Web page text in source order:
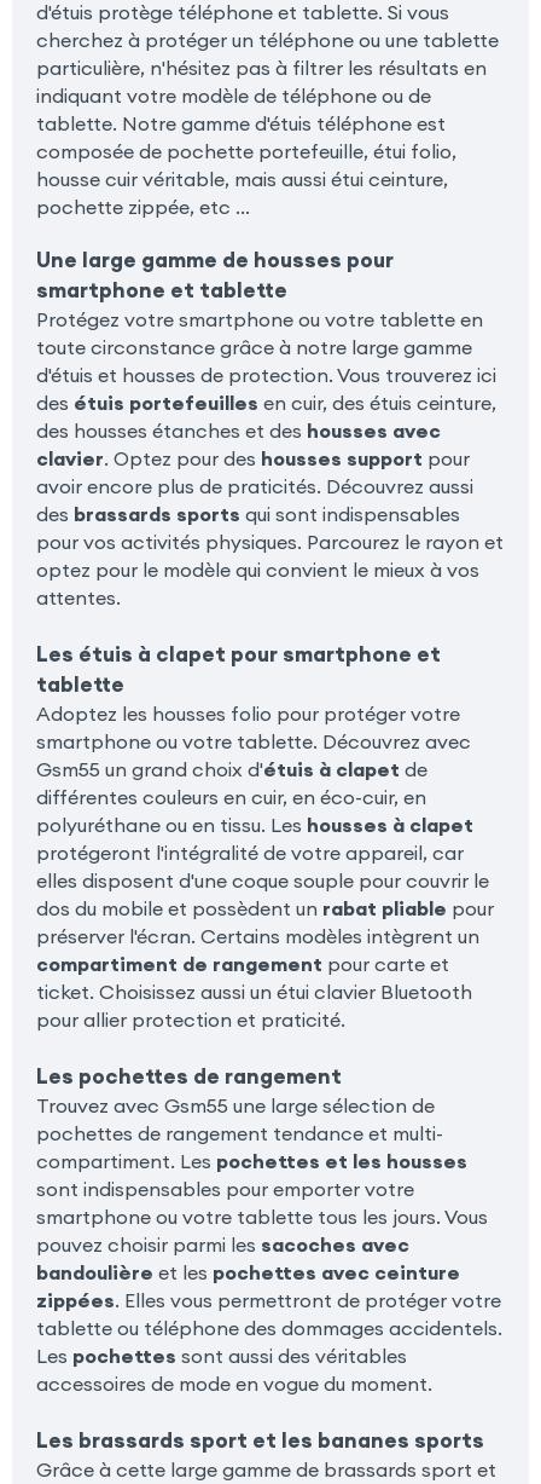
d'étuis protège téléphone et tablette. Si vous
cherchez à protéger un téléphone ou une tablette
particulière, n'hésitez pas à filtrer les résultats en
indiquant votre modèle de téléphone ou de
tablette. Notre gamme d'étuis téléphone est
composée de pochette portefeuille, étui folio,
housse cuir véritable, mais aussi étui ceinture,
pochette zippée, etc ...
Une large gamme de housses pour
smartphone et tablette
Protégez votre smartphone ou votre tablette en
toute circonstance grâce à notre large gamme
d'étuis et housses de protection. Vous trouverez ici
des étuis portefeuilles en cuir, des étuis ceinture,
des housses étanches et des housses avec
clavier. Optez pour des housses support pour
avoir encore plus de praticités. Découvrez aussi
des brassards sports qui sont indispensables
pour vos activités physiques. Parcourez le rayon et
optez pour le modèle qui convient le mieux à vos
attentes.
Les étuis à clapet pour smartphone et
tablette
Adoptez les housses folio pour protéger votre
smartphone ou votre tablette. Découvrez avec
Gsm55 un grand choix d'étuis à clapet de
différentes couleurs en cuir, en éco-cuir, en
polyuréthane ou en tissu. Les housses à clapet
protégeront l'intégralité de votre appareil, car
elles disposent d'une coque souple pour couvrir le
dos du mobile et possèdent un rabat pliable pour
préserver l'écran. Certains modèles intègrent un
compartiment de rangement pour carte et
ticket. Choisissez aussi un étui clavier Bluetooth
pour allier protection et praticité.
Les pochettes de rangement
Trouvez avec Gsm55 une large sélection de
pochettes de rangement tendance et multi-
compartiment. Les pochettes et les housses
sont indispensables pour emporter votre
smartphone ou votre tablette tous les jours. Vous
pouvez choisir parmi les sacoches avec
bandoulière et les pochettes avec ceinture
zippées. Elles vous permettront de protéger votre
tablette ou téléphone des dommages accidentels.
Les pochettes sont aussi des véritables
accessoires de mode en vogue du moment.
Les brassards sport et les bananes sports
Grâce à cette large gamme de brassards sport et